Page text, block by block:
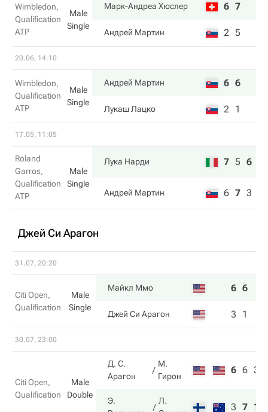
Wimbledon,
Qualification
ATP
Male
Single
Марк-Андреа Хюслер 6 7
Андрей Мартин 2 5
20.06, 14:10
Wimbledon,
Qualification
ATP
Male
Single
Андрей Мартин 6 6
Лукаш Лацко 2 1
17.05, 11:05
Roland
Garros,
Qualification
ATP
Male
Single
Лука Нарди 7 5 6
Андрей Мартин 6 7 3
Джей Си Арагон
31.07, 20:20
Citi Open,
Qualification
Male
Single
Майкл Ммо 6 6
Джей Си Арагон 3 1
30.07, 23:00
Citi Open,
Qualification
Male
Double
Д. С.
Арагон
М.
Гирон
6 6 3
Э.
Л.
3 7 10